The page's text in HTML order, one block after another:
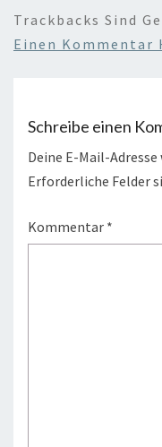
Trackbacks Sind
Einen Kommentar
Schreibe einen
Deine E-Mail-
Erforderliche Felder
Kommentar *